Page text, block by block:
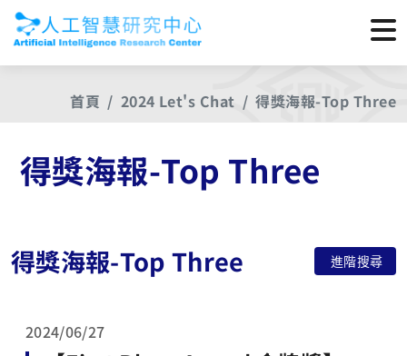
首頁 2024 Let's Chat 得獎海報-Top Three
得獎海報-Top Three
得獎海報-Top Three 進階搜尋
2024/06/27